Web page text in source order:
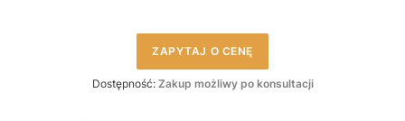
ZAPYTAJ O CENĘ
Dostępność: Zakup możliwy po konsultacji